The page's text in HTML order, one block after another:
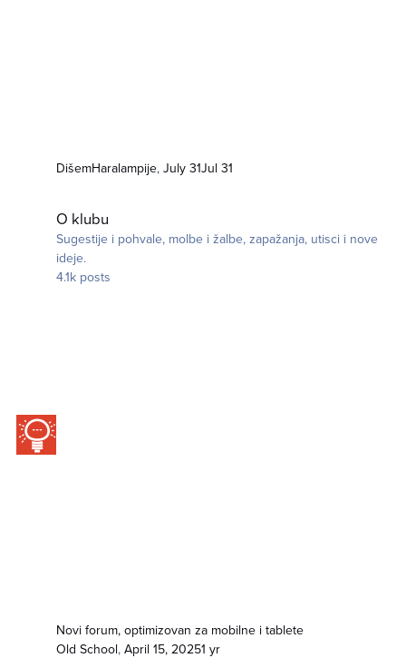
DišemHaralampije,July 31Jul 31
O klubu
Sugestije i pohvale, molbe i žalbe, zapažanja, utisci i nove
ideje.
4.1k posts
Novi forum, optimizovan za mobilne i tablete
Old School,April 15, 20251 yr